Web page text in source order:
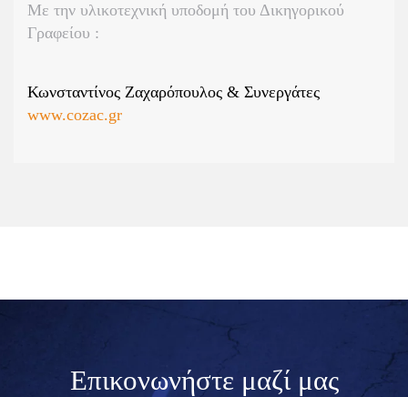
Με την υλικοτεχνική υποδομή του Δικηγορικού
Γραφείου :
Κωνσταντίνος Ζαχαρόπουλος & Συνεργάτες
www.cozac.gr
Επικονωνήστε μαζί μας